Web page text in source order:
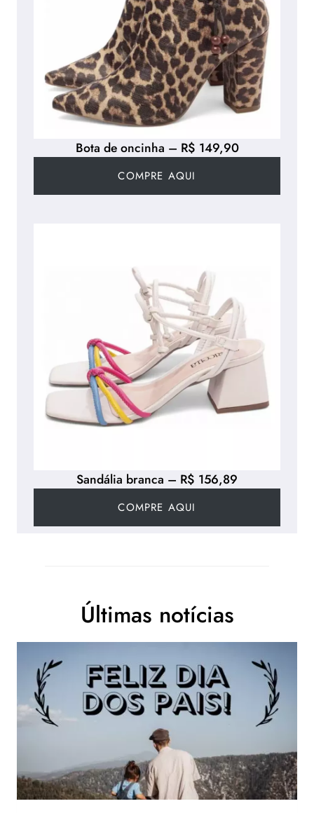
Sandália branca – R$ 156,89
COMPRE AQUI
Bota de oncinha – R$ 149,90
COMPRE AQUI
Últimas notícias